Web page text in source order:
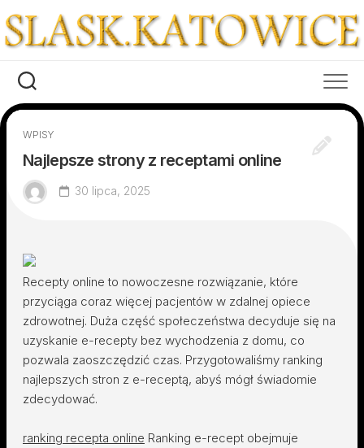
to
content
WPISY
Najlepsze strony z receptami online
30 lipca, 2025
Recepty online to nowoczesne rozwiązanie, które
przyciąga coraz więcej pacjentów w zdalnej opiece
zdrowotnej. Duża część społeczeństwa decyduje się na
uzyskanie e-recepty bez wychodzenia z domu, co
pozwala zaoszczędzić czas. Przygotowaliśmy ranking
najlepszych stron z e-receptą, abyś mógł świadomie
zdecydować.
ranking recepta online Ranking e-recept obejmuje